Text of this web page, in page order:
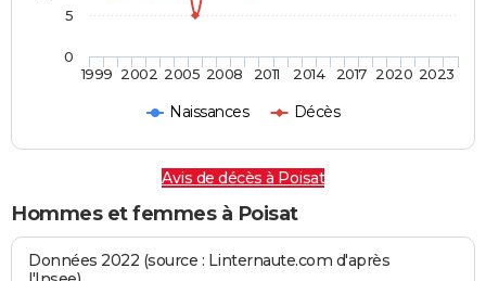
Naissances Décès
1999 2002 2005 2008 2011 2014 2017 2020 2023
0
5
Avis de décès à Poisat
Hommes et femmes à Poisat
Données 2022 (source : Linternaute.com d'après